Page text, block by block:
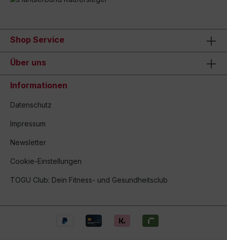
Shop Service
Über uns
Informationen
Datenschutz
Impressum
Newsletter
Cookie-Einstellungen
TOGU Club: Dein Fitness- und Gesundheitsclub